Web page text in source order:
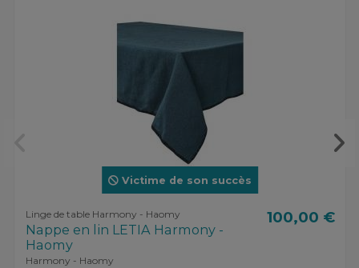
Victime de son succès
Linge de table Harmony - Haomy
Nappe en lin LETIA Harmony -
Haomy
Harmony - Haomy
100,00 €